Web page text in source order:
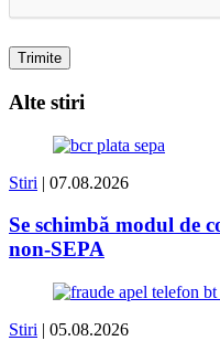
Alte stiri
Stiri | 07.08.2026
Se schimbă modul de
non-SEPA
Stiri | 05.08.2026